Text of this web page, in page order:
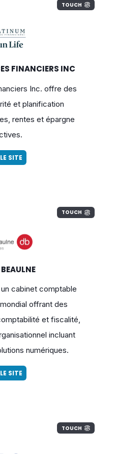
TOUCH
FINANCIERS INC
Inc. offre des
et planification
rentes et épargne
SITE
TOUCH
cabinet comptable
offrant des
et fiscalité,
incluant
numériques.
SITE
TOUCH